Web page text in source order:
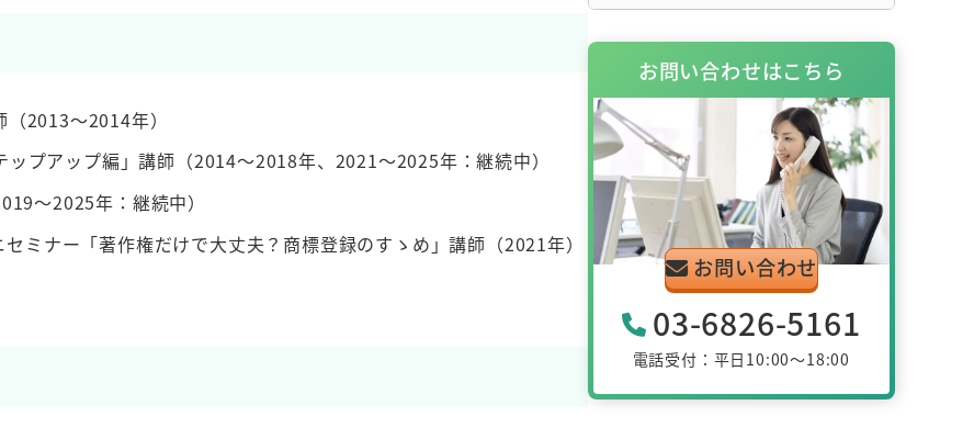
2013～2014年）
プアップ編」講師（2014～2018年、2021～2025年：継続中）
～2025年：継続中）
ミナー「著作権だけで大丈夫？商標登録のすゝめ」講師（2021年）
ー
カ
ブ
お問い合わせはこちら
お問い合わせ
03-6826-5161
電話受付：平日10:00～18:00